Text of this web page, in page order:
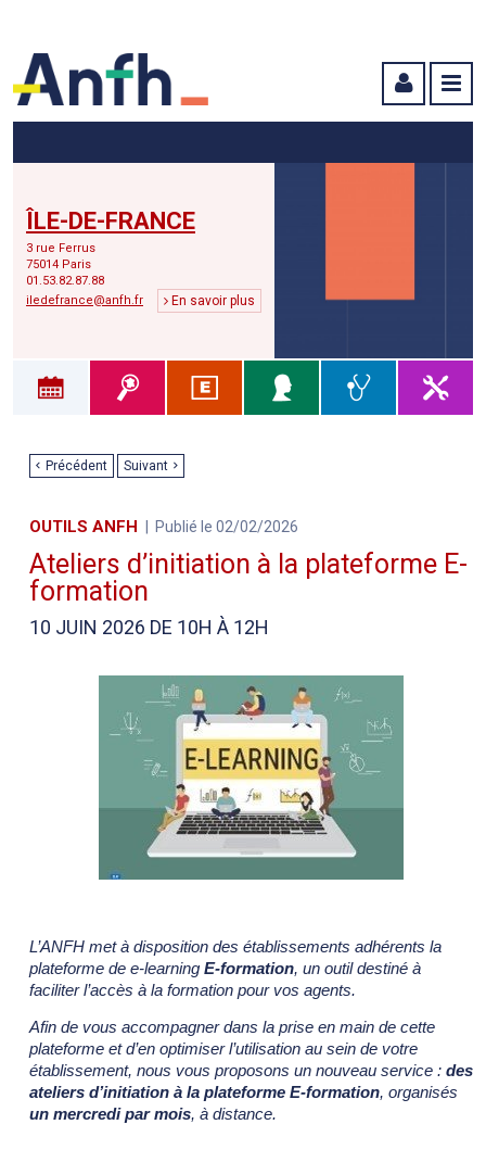
ÎLE-DE-FRANCE
3 rue Ferrus
75014 Paris
01.53.82.87.88
iledefrance@anfh.fr
En savoir plus
Précédent Suivant
OUTILS ANFH Publié le 02/02/2026
Ateliers d’initiation à la plateforme E-
formation
10 JUIN 2026 DE 10H À 12H
L’ANFH met à disposition des établissements adhérents la
plateforme de e-learning E-formation, un outil destiné à
faciliter l’accès à la formation pour vos agents.
Afin de vous accompagner dans la prise en main de cette
plateforme et d’en optimiser l’utilisation au sein de votre
établissement, nous vous proposons un nouveau service : des
ateliers d’initiation à la plateforme E-formation, organisés
un mercredi par mois, à distance.